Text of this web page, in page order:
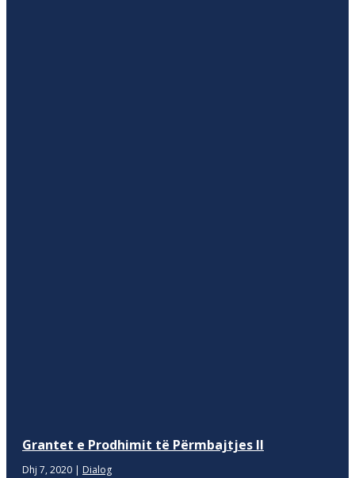
Grantet e Prodhimit të Përmbajtjes II
Dhj 7, 2020 | Dialog